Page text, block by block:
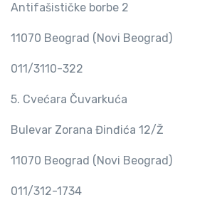
Antifašističke borbe 2
11070 Beograd (Novi Beograd)
011/3110-322
5. Cvećara Čuvarkuća
Bulevar Zorana Đinđića 12/Ž
11070 Beograd (Novi Beograd)
011/312-1734